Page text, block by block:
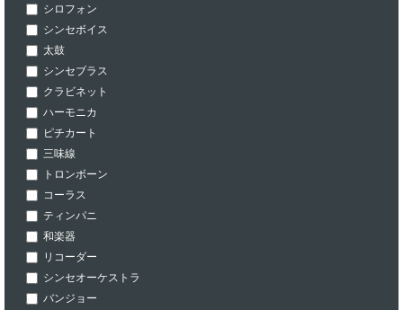
シロフォン
シンセボイス
太鼓
シンセブラス
クラビネット
ハーモニカ
ピチカート
三味線
トロンボーン
コーラス
ティンパニ
和楽器
リコーダー
シンセオーケストラ
バンジョー